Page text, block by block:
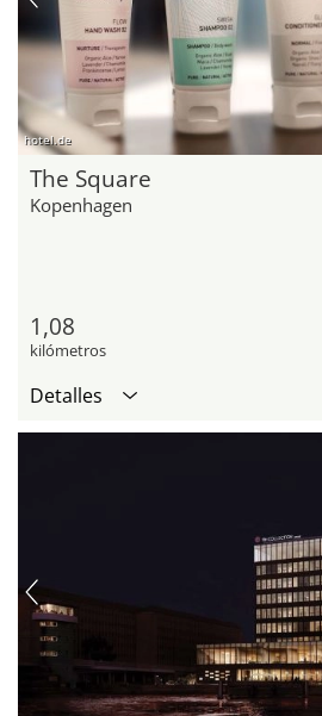
hotel.de
The Square
Kopenhagen
1,08
kilómetros
Detalles